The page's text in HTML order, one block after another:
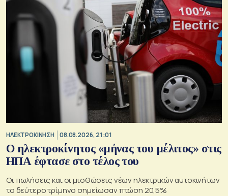
ΗΛΕΚΤΡΟΚΙΝΗΣΗ 08.08.2026, 21:01
Ο ηλεκτροκίνητος «μήνας του μέλιτος» στις
ΗΠΑ έφτασε στο τέλος του
Οι πωλήσεις και οι μισθώσεις νέων ηλεκτρικών αυτοκινήτων
το δεύτερο τρίμηνο σημείωσαν πτώση 20,5%